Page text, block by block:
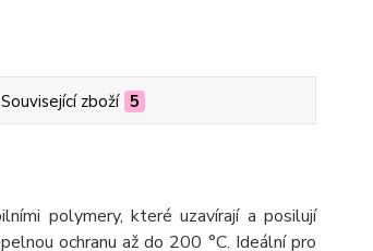
Související zboží 5
polymery, které uzavírají a posilují
ochranu až do 200 °C. Ideální pro